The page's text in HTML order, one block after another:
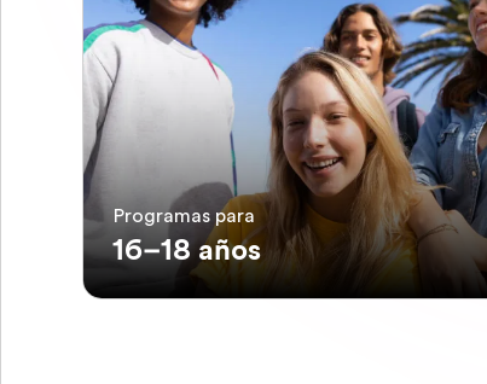
Programas para
16–18 años